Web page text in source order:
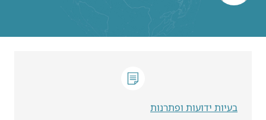
בעיות ידועות ופתרנות